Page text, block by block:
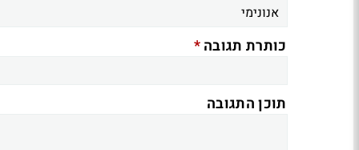
כותרת תגובה*
תוכן התגובה